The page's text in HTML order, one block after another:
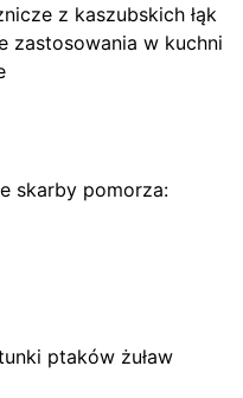
z kaszubskich łąk
zastosowania w kuchni
skarby pomorza:
ptaków żuław